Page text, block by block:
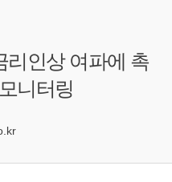
리인상 여파에 촉
니터링